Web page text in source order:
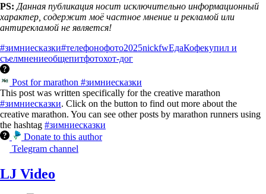
PS: Данная публикация носит исключительно информационный
характер, содержит моё частное мнение и рекламой или
антирекламой не является!
#зимниесказки#телефонофото2025nickfwЕдаКофекупил и
съелмнениеобщепитфотохот-дог
Post for marathon #зимниесказки
This post was written specifically for the creative marathon
#зимниесказки. Click on the button to find out more about the
creative marathon. You can see other posts by marathon runners using
the hashtag #зимниесказки
Donate to this author
Telegram channel
LJ Video